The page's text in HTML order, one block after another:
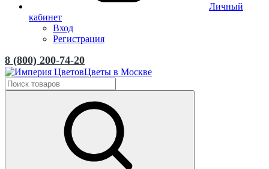
Личный
кабинет
Вход
Регистрация
8 (800) 200-74-20
Цветы в Москве